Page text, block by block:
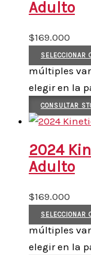
Adulto
$169.000
SELECCIONAR
múltiples
elegir en la
CONSULTAR
2024
Adulto
$169.000
SELECCIONAR
múltiples
elegir en la